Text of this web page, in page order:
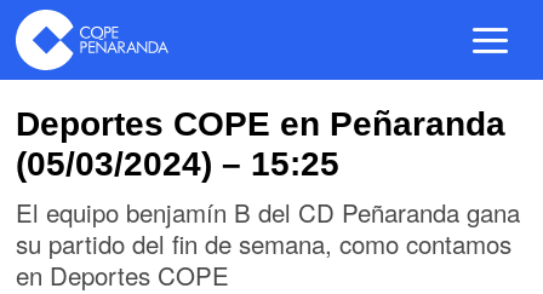
Deportes COPE en Peñaranda
(05/03/2024) – 15:25
El equipo benjamín B del CD Peñaranda gana
su partido del fin de semana, como contamos
en Deportes COPE